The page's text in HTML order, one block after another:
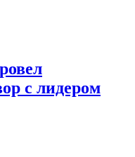
с лидером